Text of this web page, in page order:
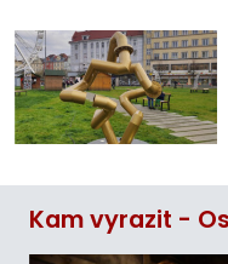
Kam vyrazit -